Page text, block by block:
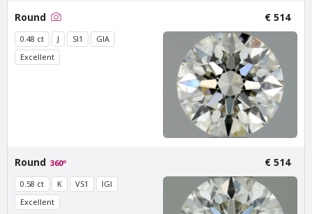
€ 600
€ 500 excl. VAT
Van Amstel Apollolaan
Round € 514
0.48 ct J SI1
GIA
Excellent
Round 360º € 514
0.58 ct K VS1
IGI
Excellent